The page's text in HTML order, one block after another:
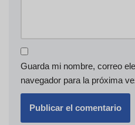
Guarda mi nombre, correo
navegador para la próxima